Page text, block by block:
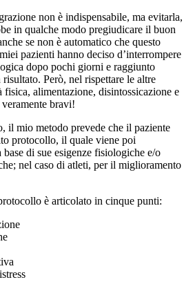
non è indispensabile, ma evitarla,
in qualche modo pregiudicare il buon
se non è automatico che questo
pazienti hanno deciso d’interrompere
dopo pochi giorni e raggiunto
Però, nel rispettare le altre
alimentazione, disintossicazione e
bravi!
il mio metodo prevede che il paziente
protocollo, il quale viene poi
di sue esigenze fisiologiche e/o
nel caso di atleti, per il miglioramento
è articolato in cinque punti: